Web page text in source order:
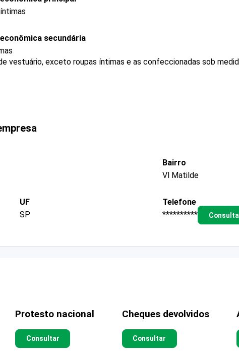
secundária
vestuário, exceto roupas íntimas e as confeccionadas sob
Bairro
Vl Matilde
UF
SP
Telefone
**********
Protesto nacional
Consultar
Cheques devolvidos
Consultar